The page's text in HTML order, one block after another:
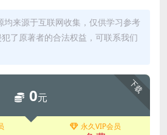
均来源于互联网收集，仅供学习参考
了原著者的合法权益，可联系我们
下载
0元
永久VIP会员